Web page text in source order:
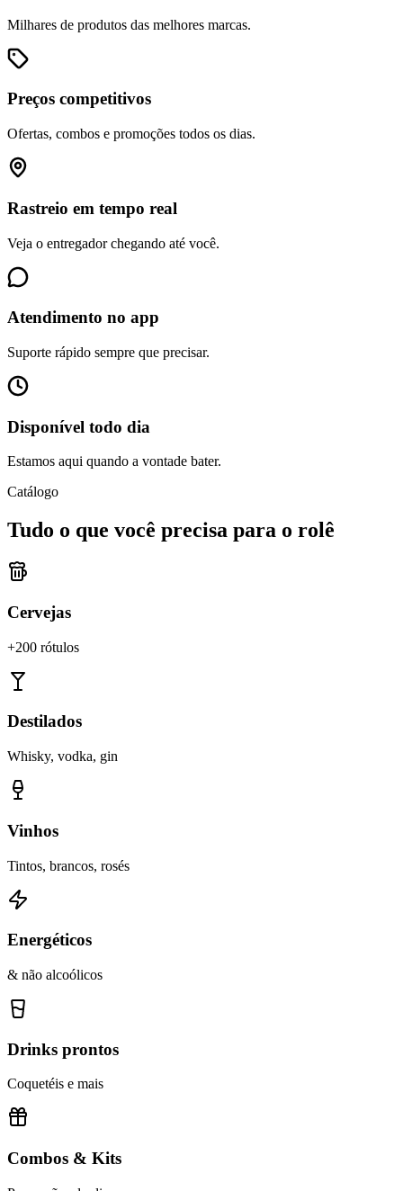
Milhares de produtos das melhores marcas.
Preços competitivos
Ofertas, combos e promoções todos os dias.
Rastreio em tempo real
Veja o entregador chegando até você.
Atendimento no app
Suporte rápido sempre que precisar.
Disponível todo dia
Estamos aqui quando a vontade bater.
Catálogo
Tudo o que você precisa para o rolê
Cervejas
+200 rótulos
Destilados
Whisky, vodka, gin
Vinhos
Tintos, brancos, rosés
Energéticos
& não alcoólicos
Drinks prontos
Coquetéis e mais
Combos & Kits